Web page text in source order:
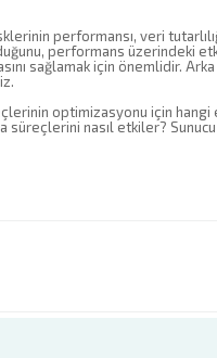
performansı, veri
performans üzerindeki
sağlamak için önemlidir.
optimizasyonu için
süreçlerini nasıl etkiler?